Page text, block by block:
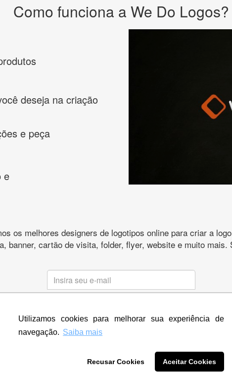
Utilizamos cookies para melhorar sua experiência de
navegação. Saiba mais
Recusar Cookies Aceitar Cookies
Como funciona a We Do Logos?
deseja na criação
e peça
e
os melhores designers de logotipos online para criar a
banner, cartão de visita, folder, flyer, website e muito
* Prometemos não compartilhar e utilizar seus dados para enviar
qualquer tipo de SPAM. Confira as